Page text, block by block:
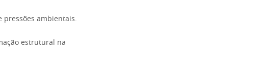
pressões ambientais.
estrutural na